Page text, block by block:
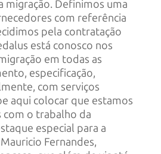
migração. Definimos uma
com referência
pela contratação
está conosco nos
em todas as
especificação,
com serviços
aqui colocar que estamos
o trabalho da
especial para a
Fernandes,